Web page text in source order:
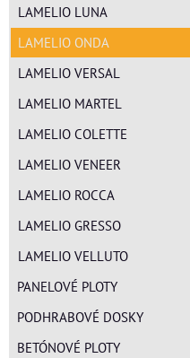
LAMELIO LUNA
LAMELIO ONDA
LAMELIO VERSAL
LAMELIO MARTEL
LAMELIO COLETTE
LAMELIO VENEER
LAMELIO ROCCA
LAMELIO GRESSO
LAMELIO VELLUTO
PANELOVÉ PLOTY
PODHRABOVÉ DOSKY
BETÓNOVÉ PLOTY